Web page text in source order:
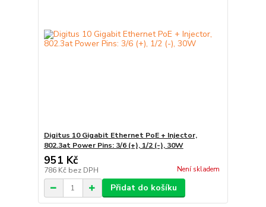
Digitus 10 Gigabit Ethernet PoE + Injector,
802.3at Power Pins: 3/6 (+), 1/2 (-), 30W
951 Kč
786 Kč bez DPH Není skladem
Přidat do košíku